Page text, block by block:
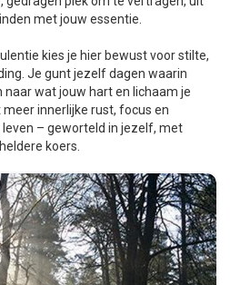
met jouw essentie.
kies je hier bewust voor stilte,
Je gunt jezelf dagen waarin
wat jouw hart en lichaam je
innerlijke rust, focus en
– geworteld in jezelf, met
koers.